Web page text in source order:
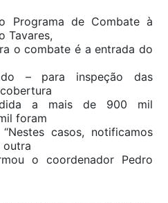
Programa de Combate à
Tavares,
o combate é a entrada do
– para inspeção das
a mais de 900 mil
foram
casos, notificamos
outra
o coordenador Pedro